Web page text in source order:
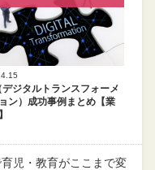
デジタルトランスフォーメ
ン）成功事例まとめ【業
児・教育がここまで変